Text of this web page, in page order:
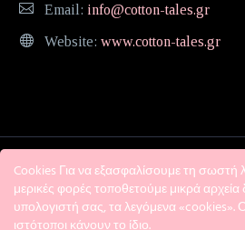
Email: info@cotton-tales.gr
Website: www.cotton-tales.gr
Cookies Για να εξασφαλίσουμε τη σωστή
μερικές φορές τοποθετούμε μικρά
υπολογιστή σας, τα λεγόμενα «cookies».